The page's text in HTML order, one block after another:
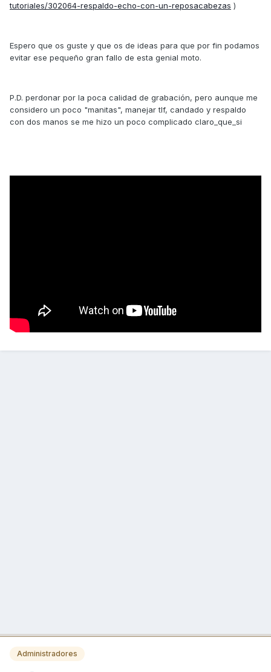
tutoriales/302064-respaldo-echo-con-un-reposacabezas )
Espero que os guste y que os de ideas para que por fin podamos
evitar ese pequeño gran fallo de esta genial moto.
P.D. perdonar por la poca calidad de grabación, pero aunque me
considero un poco "manitas", manejar tlf, candado y respaldo
con dos manos se me hizo un poco complicado claro_que_si
Administradores